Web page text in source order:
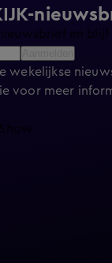
en blijf
wekelijkse
voor meer